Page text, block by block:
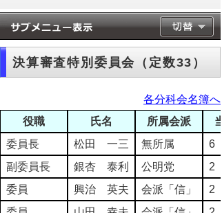
決算審査特別委員会（定数33）
各分科会名簿へ
役職
氏名 所属会派
委員長
松田 一三 無所属
6
副委員長
銀杏 泰利 公明党
2
委員
興治 英夫 会派「信」
2